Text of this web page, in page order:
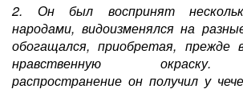
2. Он был воспринят
народами, видоизменялся на
обогащался, приобретая, прежде
нравственную окраску.
распространение он получил у